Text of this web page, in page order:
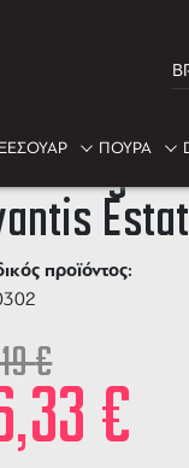
ΠΟΥΡΑ
προϊόντος:
€
€